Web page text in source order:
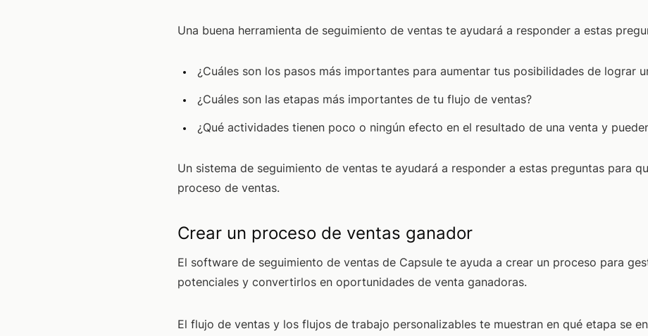
Una buena herramienta de seguimiento de ventas te ayudará a responder a estas
¿Cuáles son los pasos más importantes para aumentar tus posibilidades de lograr
¿Cuáles son las etapas más importantes de tu flujo de ventas?
¿Qué actividades tienen poco o ningún efecto en el resultado de una venta y
Un sistema de seguimiento de ventas te ayudará a responder a estas preguntas para
proceso de ventas.
Crear un proceso de ventas ganador
El software de seguimiento de ventas de Capsule te ayuda a crear un proceso para
potenciales y convertirlos en oportunidades de venta ganadoras.
El flujo de ventas y los flujos de trabajo personalizables te muestran en qué etapa se